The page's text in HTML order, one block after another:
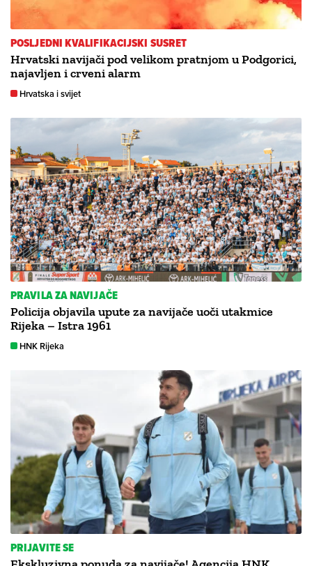
POSLJEDNI KVALIFIKACIJSKI SUSRET
Hrvatski navijači pod velikom pratnjom u Podgorici,
najavljen i crveni alarm
Hrvatska i svijet
PRAVILA ZA NAVIJAČE
Policija objavila upute za navijače uoči utakmice
Rijeka – Istra 1961
HNK Rijeka
PRIJAVITE SE